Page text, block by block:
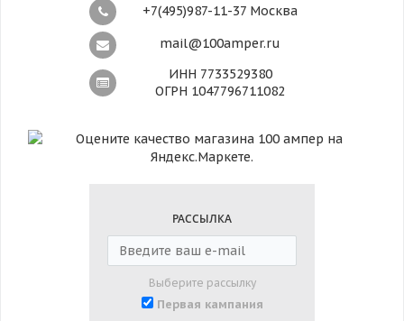
+7(495)987-11-37 Москва
mail@100amper.ru
ИНН 7733529380
ОГРН 1047796711082
РАССЫЛКА
Выберите рассылку
Первая кампания